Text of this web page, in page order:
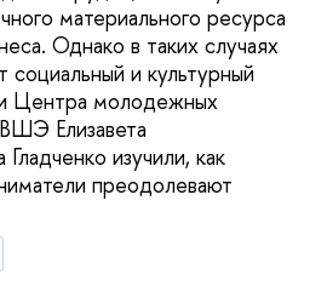
материального ресурса
Однако в таких случаях
и культурный
Центра молодежных
Елизавета
изучили, как
преодолевают